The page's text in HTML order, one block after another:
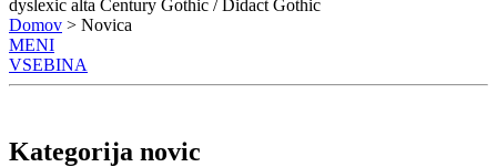
dyslexic alta Century Gothic / Didact Gothic
Domov > Novica
MENI
VSEBINA
Kategorija novic